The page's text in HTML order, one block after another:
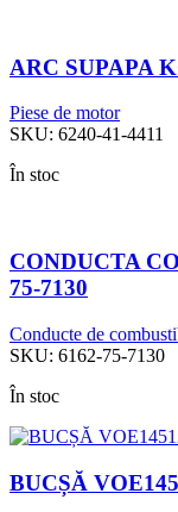
ARC SUPAPA
Piese de motor
SKU: 6240-41-4411
În stoc
CONDUCTA
75-7130
Conducte de
SKU: 6162-75-7130
În stoc
BUCȘĂ